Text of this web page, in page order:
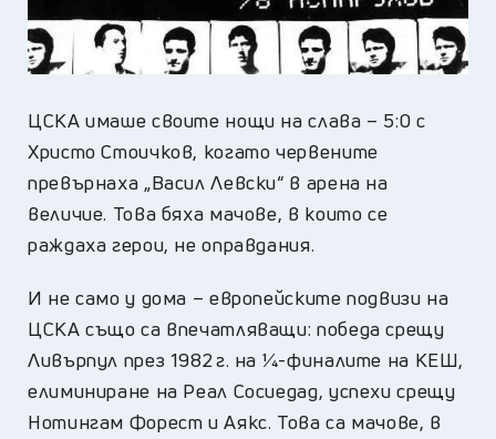
ЦСКА имаше своите нощи на слава – 5:0 с
Христо Стоичков, когато червените
превърнаха „Васил Левски“ в арена на
величие. Това бяха мачове, в които се
раждаха герои, не оправдания.
И не само у дома – европейските подвизи на
ЦСКА също са впечатляващи: победа срещу
Ливърпул през 1982 г. на ¼-финалите на КЕШ,
елиминиране на Реал Сосиедад, успехи срещу
Нотингам Форест и Аякс. Това са мачове, в